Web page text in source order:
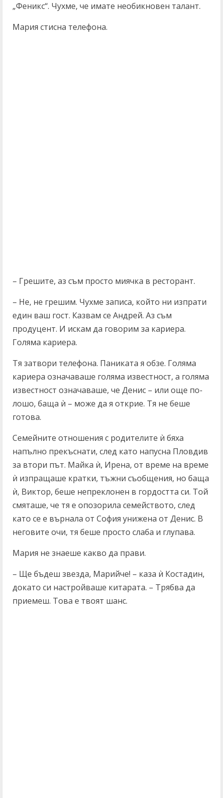
„Феникс“. Чухме, че имате необикновен талант.
Мария стисна телефона.
– Грешите, аз съм просто миячка в ресторант.
– Не, не грешим. Чухме записа, който ни изпрати
един ваш гост. Казвам се Андрей. Аз съм
продуцент. И искам да говорим за кариера.
Голяма кариера.
Тя затвори телефона. Паниката я обзе. Голяма
кариера означаваше голяма известност, а голяма
известност означаваше, че Денис – или още по-
лошо, баща ѝ – може да я открие. Тя не беше
готова.
Семейните отношения с родителите ѝ бяха
напълно прекъснати, след като напусна Пловдив
за втори път. Майка ѝ, Ирена, от време на време
ѝ изпращаше кратки, тъжни съобщения, но баща
ѝ, Виктор, беше непреклонен в гордостта си. Той
смяташе, че тя е опозорила семейството, след
като се е върнала от София унижена от Денис. В
неговите очи, тя беше просто слаба и глупава.
Мария не знаеше какво да прави.
– Ще бъдеш звезда, Марийче! – каза ѝ Костадин,
докато си настройваше китарата. – Трябва да
приемеш. Това е твоят шанс.